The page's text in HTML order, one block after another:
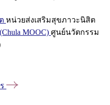
หน่วยส่งเสริมสุขภาวะนิสิต
MOOC) ศูนย์นวัตกรรม